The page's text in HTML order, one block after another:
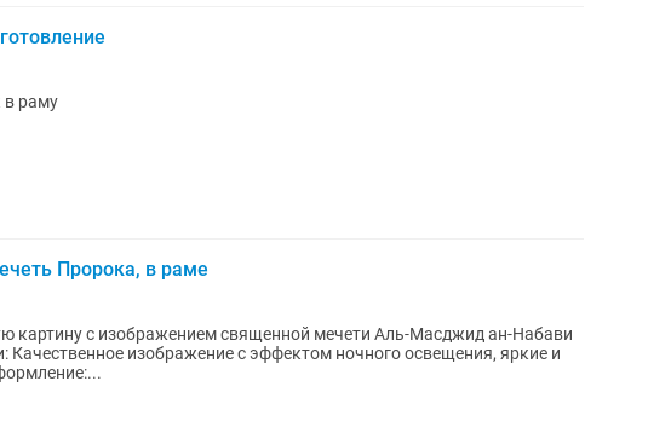
в раму
Пророка, в раме
картину с изображением священной мечети Аль-Масджид ан-Набави
Качественное изображение с эффектом ночного освещения, яркие и